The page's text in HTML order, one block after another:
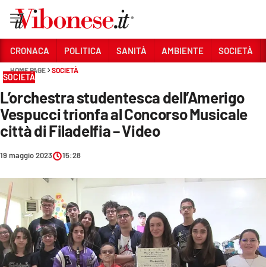
Sezioni
CRONACA
POLITICA
SOCIETÀ
CULTURA
ECONOMIA E LAVORO
CRONACA POLITICA SANITÀ AMBIENTE SOCIETÀ
HOME PAGE SOCIETÀ
SOCIETÀ
L’orchestra studentesca dell’Amerigo
Vespucci trionfa al Concorso Musicale
città di Filadelfia – Video
19 maggio 2023 15:28